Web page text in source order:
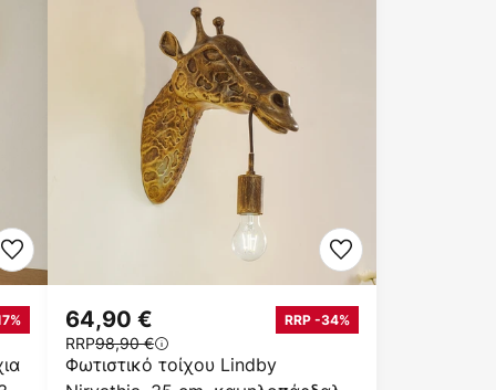
Φωτιστικό τοίχου Lindby
64,90 € RRP -34%
RRP98,90 €